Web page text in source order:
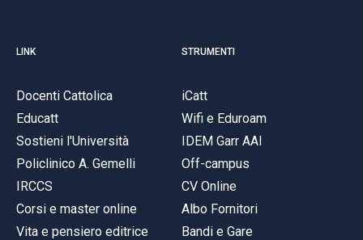
LINK
Docenti Cattolica
Educatt
Sostieni l'Università
Policlinico A. Gemelli
IRCCS
Corsi e master online
Vita e pensiero editrice
STRUMENTI
iCatt
Wifi e Eduroam
IDEM Garr AAI
Off-campus
CV Online
Albo Fornitori
Bandi e Gare